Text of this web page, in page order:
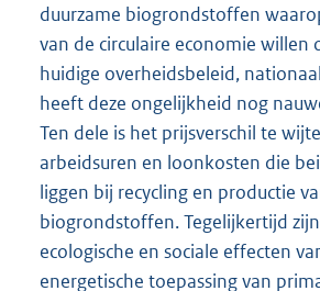
duurzame biogrondstoffen
van de circulaire economie willen
huidige overheidsbeleid,
heeft deze ongelijkheid nog
Ten dele is het prijsverschil te
arbeidsuren en loonkosten die
liggen bij recycling en productie
biogrondstoffen. Tegelijkertijd
ecologische en sociale effecten
energetische toepassing van